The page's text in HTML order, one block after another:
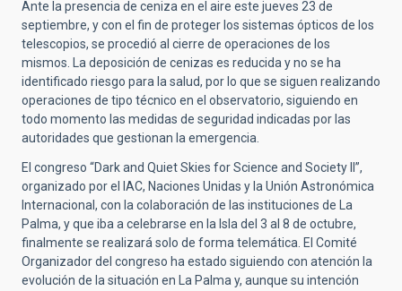
Ante la presencia de ceniza en el aire este jueves 23 de
septiembre, y con el fin de proteger los sistemas ópticos de los
telescopios, se procedió al cierre de operaciones de los
mismos. La deposición de cenizas es reducida y no se ha
identificado riesgo para la salud, por lo que se siguen realizando
operaciones de tipo técnico en el observatorio, siguiendo en
todo momento las medidas de seguridad indicadas por las
autoridades que gestionan la emergencia.
El congreso “Dark and Quiet Skies for Science and Society II”,
organizado por el IAC, Naciones Unidas y la Unión Astronómica
Internacional, con la colaboración de las instituciones de La
Palma, y que iba a celebrarse en la Isla del 3 al 8 de octubre,
finalmente se realizará solo de forma telemática. El Comité
Organizador del congreso ha estado siguiendo con atención la
evolución de la situación en La Palma y, aunque su intención